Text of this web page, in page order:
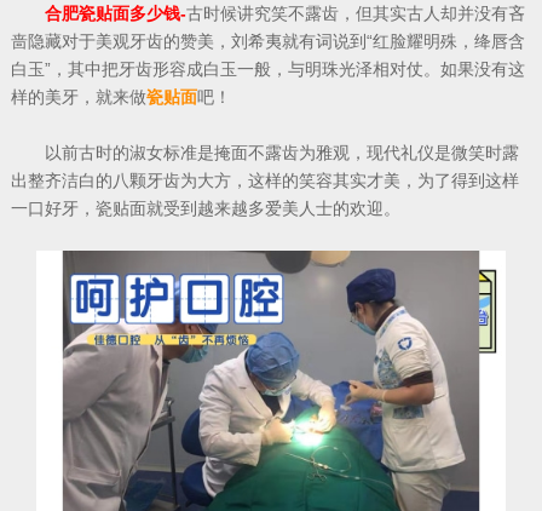
合肥瓷贴面多少钱-古时候讲究笑不露齿，但其实古人却并没有吝
啬隐藏对于美观牙齿的赞美，刘希夷就有词说到“红脸耀明殊，绛唇含
白玉”，其中把牙齿形容成白玉一般，与明珠光泽相对仗。如果没有这
样的美牙，就来做瓷贴面吧！
以前古时的淑女标准是掩面不露齿为雅观，现代礼仪是微笑时露
出整齐洁白的八颗牙齿为大方，这样的笑容其实才美，为了得到这样
一口好牙，瓷贴面就受到越来越多爱美人士的欢迎。